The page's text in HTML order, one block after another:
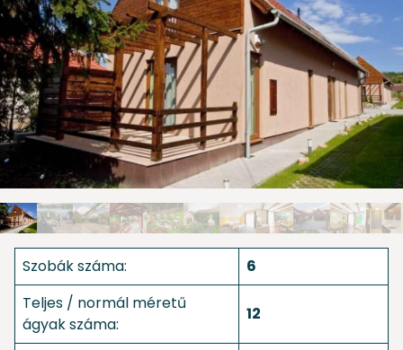
Szobák száma:
6
Teljes / normál méretű
ágyak száma:
12